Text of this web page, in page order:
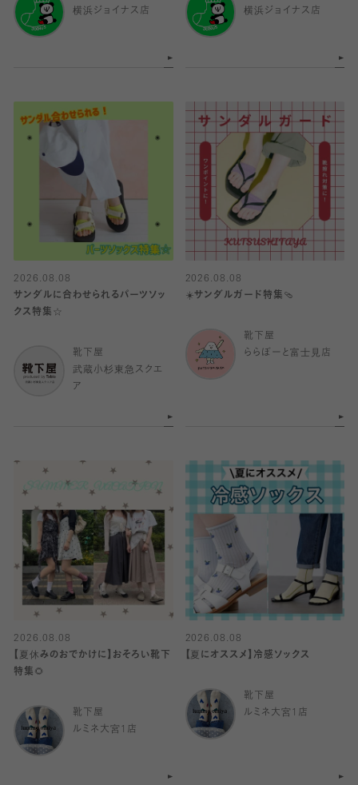
横浜ジョイナス店
横浜ジョイナス店
2026.08.08
サンダルに合わせられるパーツソッ
クス特集☆
靴下屋
武蔵小杉東急スクエ
ア
2026.08.08
☀️サンダルガード特集🩴
靴下屋
ららぽーと富士見店
2026.08.08
【夏休みのおでかけに】おそろい靴下
特集🌻
靴下屋
ルミネ大宮1店
2026.08.08
【夏にオススメ】冷感ソックス
靴下屋
ルミネ大宮1店